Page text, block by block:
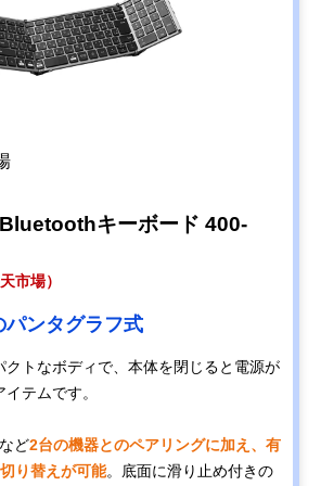
キーボード 400-
市場）
パンタグラフ式
クトなボディで、本体を閉じると電源が
テムです。
ど2台の機器とのペアリングに加え、有
り替えが可能。底面に滑り止め付きの